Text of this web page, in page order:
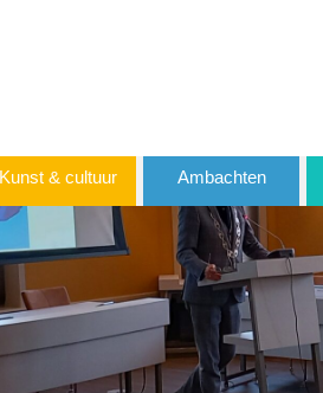
Kunst & cultuur Ambachten